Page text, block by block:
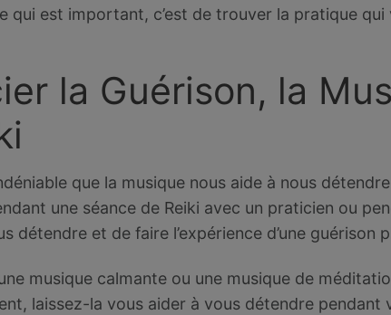
qui est important, c’est de trouver la pratique qui
la Guérison, la
que la musique nous aide à nous
une séance de Reiki avec un praticien ou
détendre et de faire l’expérience d’une guérison
musique calmante ou une musique de
laissez-la vous aider à vous détendre pendant